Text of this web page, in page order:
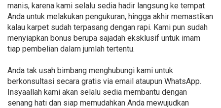
manis, karena kami selalu sedia hadir langsung ke tempat
Anda untuk melakukan pengukuran, hingga akhir memastikan
kalau karpet sudah terpasang dengan rapi. Kami pun sudah
menyiapkan bonus berupa sajadah eksklusif untuk imam
tiap pembelian dalam jumlah tertentu.
Anda tak usah bimbang menghubungi kami untuk
berkonsultasi secara gratis via email ataupun WhatsApp.
Insyaallah kami akan selalu sedia membantu dengan
senang hati dan siap memudahkan Anda mewujudkan